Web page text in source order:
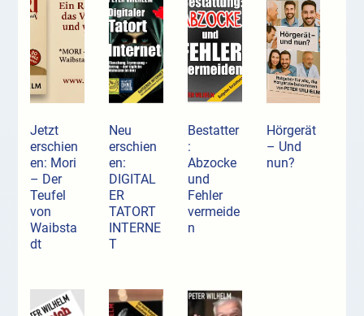
Jetzt
erschien
en: Mori
– Der
Teufel
von
Waibsta
dt
Neu
erschien
en:
DIGITAL
ER
TATORT
INTERNE
T
Bestatter
:
Abzocke
und
Fehler
vermeide
n
Hörgerät
– Und
nun?